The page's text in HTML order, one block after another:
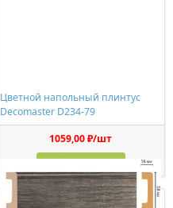
Цветной напольный плинтус
Decomaster D234-79
1059,00 ₽/шт
Купить